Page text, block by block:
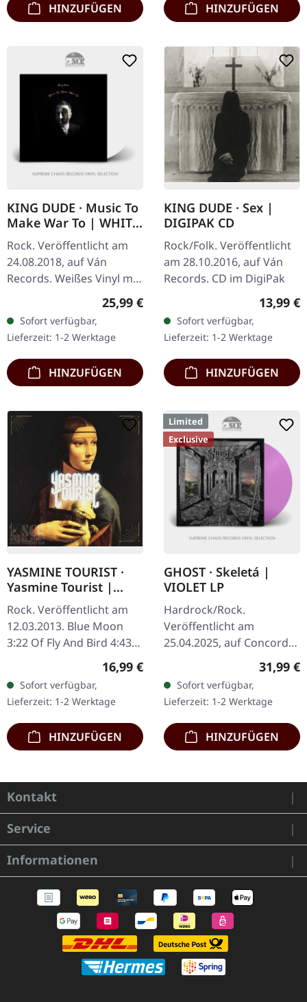
HINZUFÜGEN HINZUFÜGEN
KING DUDE · Music To
Make War To | WHITE
LP
Rock. Veröffentlicht am
24.08.2018, auf Ván
Records. Weißes Vinyl mit
Heißfolienpränung-Cover
und Poster. "Music to
Make War To" von King
Dude ist…
Regulärer Preis:
25,99 €
Sofort verfügbar,
Lieferzeit: 1-2 Werktage
HINZUFÜGEN
KING DUDE · Sex |
DIGIPAK CD
Rock/Folk. Veröffentlicht
am 28.10.2016, auf Ván
Records. CD im DigiPak
13,99 €
Sofort verfügbar,
Lieferzeit: 1-2 Werktage
HINZUFÜGEN
YASMINE TOURIST ·
Yasmine Tourist |
DIGI
Rock. Veröffentlicht am
12.03.2013. Blue Moon
3:22 Of Fly And Bird 4:43
Down Down 4:03 Dollar
Sin York 4:01 Faintheart
5:23 Neon Coloured 5:50
Give…
Regulärer Preis:
16,99 €
Sofort verfügbar,
Lieferzeit: 1-2 Werktage
HINZUFÜGEN
Limited
Exclusive
GHOST · Skeletá |
VIOLET LP
Hardrock/Rock.
Veröffentlicht am
25.04.2025, auf Concord
Records. Transparent
violettes Vinyl. Exklusiv
nur bei Independent-
Händlern. Aufwändig…
31,99 €
Sofort verfügbar,
Lieferzeit: 1-2 Werktage
HINZUFÜGEN
Kontakt
Service
Informationen